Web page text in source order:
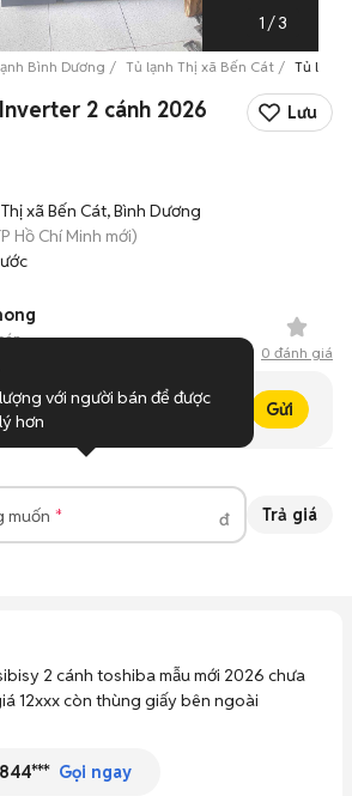
1 /3
Bình Dương Tủ lạnh Thị xã Bến Cát Tủ lạnh
2 cánh 2026 Lưu
xã Bến Cát, Bình Dương
Hồ Chí Minh mới)
trước
0 đánh giá
Gửi
muốn đ Trả giá
2 cánh toshiba mẫu mới 2026 chưa
12xxx còn thùng giấy bên ngoài
Gọi ngay
với người bán để được
hơn